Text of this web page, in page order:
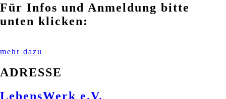
Für Infos und Anmeldung bitte
unten klicken:
mehr dazu
ADRESSE
LebensWerk e.V.